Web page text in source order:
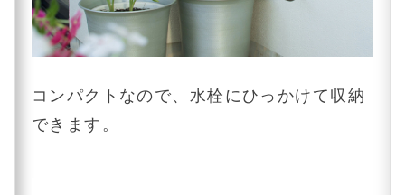
コンパクトなので、水栓にひっかけて収納
できます。